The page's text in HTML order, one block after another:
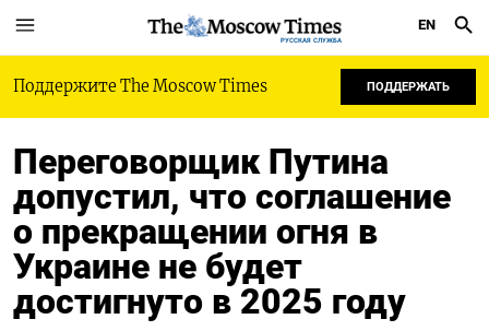
РУССКАЯ СЛУЖБА
EN
Поддержите The Moscow Times ПОДДЕРЖАТЬ
Переговорщик Путина
допустил, что соглашение
о прекращении огня в
Украине не будет
достигнуто в 2025 году